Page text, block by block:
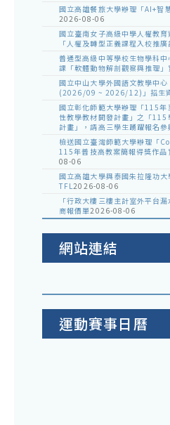
國立高雄餐旅大學辦理「AI+智
2026-08-06
國立臺南女子高級中學人權教
「人權及轉型正義課程入校推
普通型高級中等學校生物學科
課「軟體動物解剖觀察與推理
國立中山大學外國語文教學中
(2026/09 ~ 2026/12)」招生
國立彰化師範大學辦理「115
性教學教材開發計畫」之「115
計畫」，請高三學生踴躍報名參
檢送國立臺灣師範大學辦理「
115年普技高教案簡報得獎作
08-06
國立高雄大學與泰國朱拉隆功
TFL2026-08-06
「行政大樓三樓主計室外平台
商報價單2026-08-06
網站連結
運動賽事日曆